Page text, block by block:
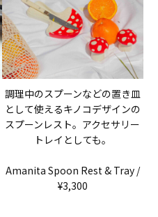
調理中のスプーンなどの置き皿
として使えるキノコデザインの
スプーンレスト。アクセサリー
トレイとしても。
Amanita Spoon Rest & Tray /
¥3,300